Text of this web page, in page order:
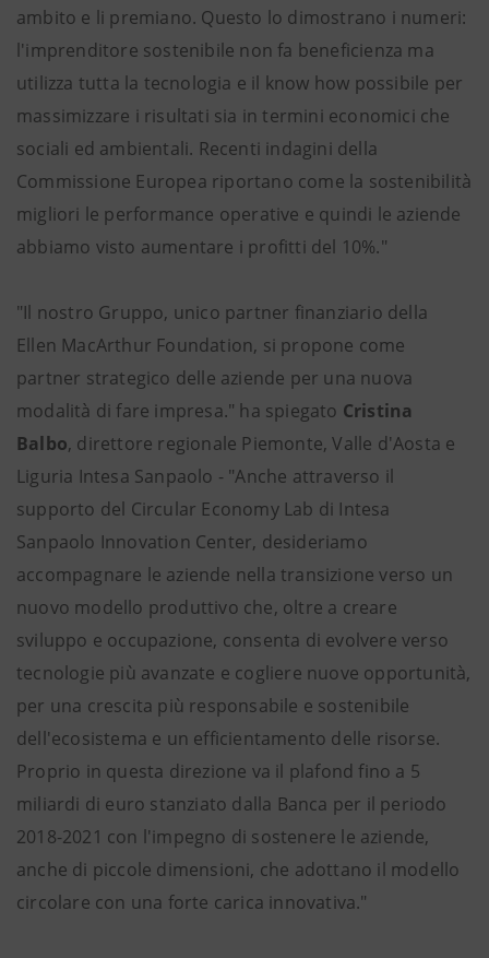
ambito e li premiano. Questo lo dimostrano i numeri:
l'imprenditore sostenibile non fa beneficienza ma
utilizza tutta la tecnologia e il know how possibile per
massimizzare i risultati sia in termini economici che
sociali ed ambientali. Recenti indagini della
Commissione Europea riportano come la sostenibilità
migliori le performance operative e quindi le aziende
abbiamo visto aumentare i profitti del 10%."
"Il nostro Gruppo, unico partner finanziario della
Ellen MacArthur Foundation, si propone come
partner strategico delle aziende per una nuova
modalità di fare impresa." ha spiegato Cristina
Balbo, direttore regionale Piemonte, Valle d'Aosta e
Liguria Intesa Sanpaolo - "Anche attraverso il
supporto del Circular Economy Lab di Intesa
Sanpaolo Innovation Center, desideriamo
accompagnare le aziende nella transizione verso un
nuovo modello produttivo che, oltre a creare
sviluppo e occupazione, consenta di evolvere verso
tecnologie più avanzate e cogliere nuove opportunità,
per una crescita più responsabile e sostenibile
dell'ecosistema e un efficientamento delle risorse.
Proprio in questa direzione va il plafond fino a 5
miliardi di euro stanziato dalla Banca per il periodo
2018-2021 con l'impegno di sostenere le aziende,
anche di piccole dimensioni, che adottano il modello
circolare con una forte carica innovativa."